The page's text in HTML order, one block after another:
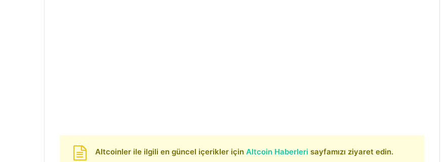
Altcoinler ile ilgili en güncel içerikler için Altcoin Haberleri sayfamızı ziyaret edin.